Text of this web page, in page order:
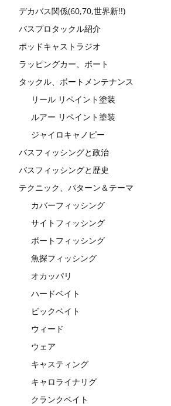
デカバス関係(60,70,世界新!!)
バスプロタックル紹介
ポッドキャストラジオ
ラッピングカー、ボート
タックル、ボートメンテナンス
リール リペイント塗装
ルアー リペイント塗装
ジャイロキャノピー
バスフィッシングと政治
バスフィッシングと歴史
テクニック、パターン＆テーマ
カバーフィッシング
サイトフィッシング
ボートフィッシング
魚探フィッシング
オカッパリ
ハードベイト
ビックベイト
ウィード
ウェア
キャスティング
キャロライナリグ
クランクベイト